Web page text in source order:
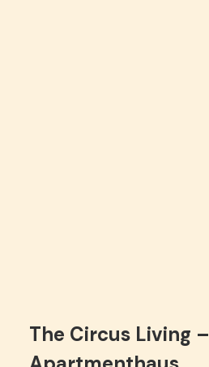
The Circus Living –